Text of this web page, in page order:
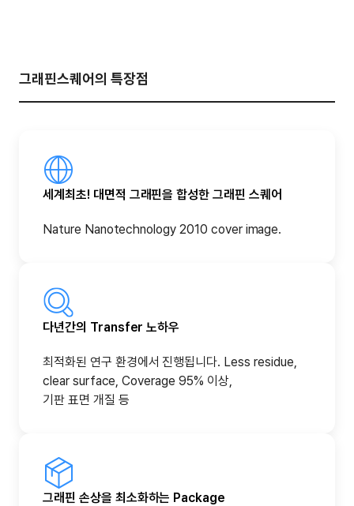
그래핀스퀘어의 특장점
세계최초! 대면적 그래핀을 합성한 그래핀 스퀘어
Nature Nanotechnology 2010 cover image.
다년간의 Transfer 노하우
최적화된 연구 환경에서 진행됩니다. Less residue,
clear surface, Coverage 95% 이상,
기판 표면 개질 등
그래핀 손상을 최소화하는 Package